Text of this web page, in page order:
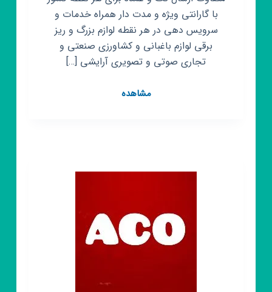
با گارانتی ویژه و مدت دار همراه خدمات و
سرویس دهی در هر نقطه لوازم بزرگ و ریز
برقی لوازم باغبانی و کشاورزی صنعتی و
تجاری صوتی و تصویری آرایشی […]
مشاهدهکانال